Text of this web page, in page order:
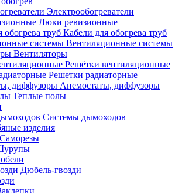
Электрообогреватели
Люки ревизионные
Кабели для обогрева труб
Вентиляционные системы
Вентиляторы
Решётки вентиляционные
Решетки радиаторные
Анемостаты, диффузоры
Теплые полы
Системы дымоходов
изделия
Саморезы
Дюбель-гвозди